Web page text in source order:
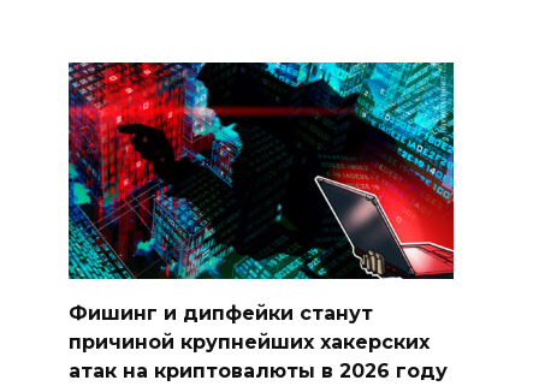
Фишинг и дипфейки станут
причиной крупнейших хакерских
атак на криптовалюты в 2026 году